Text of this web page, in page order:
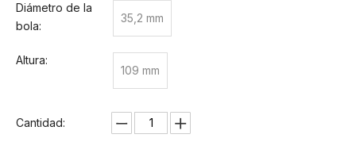
Diámetro de la
bola:
35,2 mm
Altura:
109 mm
Cantidad: